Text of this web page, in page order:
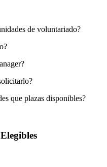
de voluntariado?
que plazas disponibles?